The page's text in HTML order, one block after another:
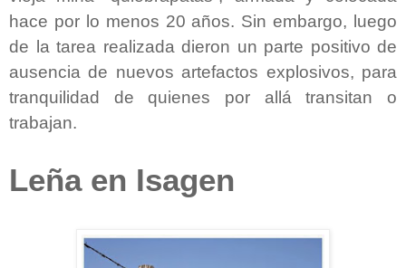
hace por lo menos 20 años. Sin embargo, luego
de la tarea realizada dieron un parte positivo de
ausencia de nuevos artefactos explosivos, para
tranquilidad de quienes por allá transitan o
trabajan.
Leña en Isagen